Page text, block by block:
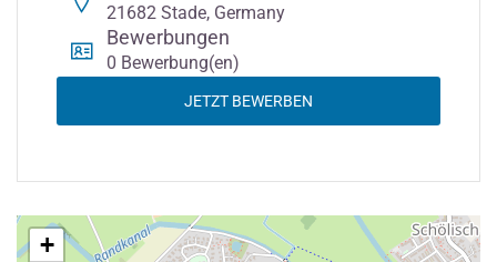
21682 Stade, Germany
Bewerbungen
0 Bewerbung(en)
JETZT BEWERBEN
+